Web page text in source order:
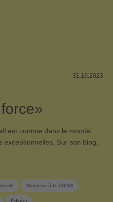
31.10.2023
est connue dans le monde
Sur son blog,
Nouveau à la SUISA
Éditeur